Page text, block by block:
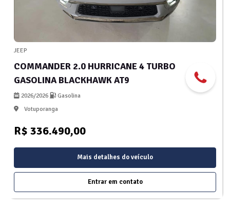
JEEP
COMMANDER 2.0 HURRICANE 4 TURBO
GASOLINA BLACKHAWK AT9
2026/2026
Gasolina
Votuporanga
R$ 336.490,00
Mais detalhes do veículo
Entrar em contato